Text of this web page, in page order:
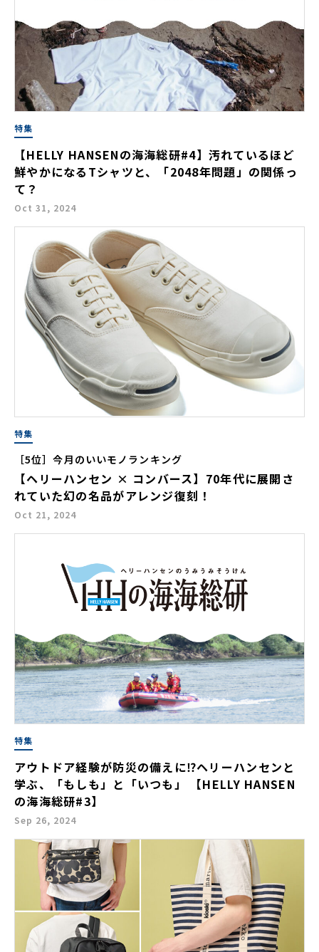
特集
【HELLY HANSENの海海総研#4】汚れているほど
鮮やかになるTシャツと、「2048年問題」の関係っ
て？
Oct 31, 2024
特集
［5位］今月のいいモノランキング
【ヘリーハンセン × コンバース】70年代に展開さ
れていた幻の名品がアレンジ復刻！
Oct 21, 2024
特集
アウトドア経験が防災の備えに⁉ヘリーハンセンと
学ぶ、「もしも」と「いつも」 【HELLY HANSEN
の海海総研#3】
Sep 26, 2024